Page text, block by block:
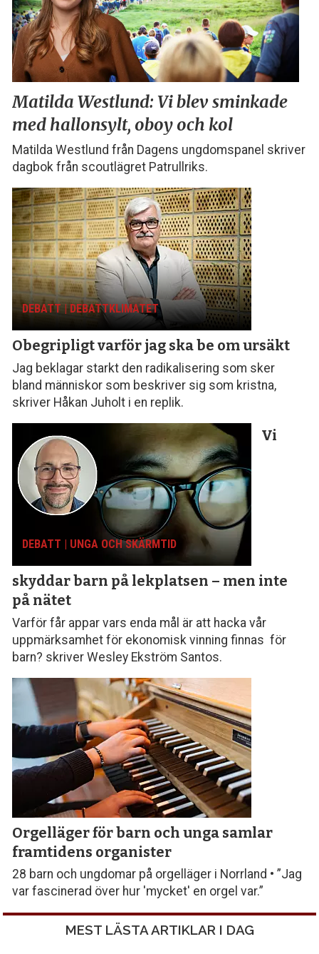
Matilda Westlund:Vi blev sminkade
med hallonsylt, oboy och kol
Matilda Westlund från Dagens ungdomspanel skriver
dagbok från scoutlägret Patrullriks.
DEBATT | DEBATTKLIMATET
Obegripligt varför jag ska be om ursäkt
Jag beklagar starkt den radikalisering som sker
bland människor som beskriver sig som kristna,
skriver Håkan Juholt i en replik.
DEBATT | UNGA OCH SKÄRMTID
Vi
skyddar barn på lekplatsen – men inte
på nätet
Varför får appar vars enda mål är att hacka vår
uppmärksamhet för ekonomisk vinning finnas för
barn? skriver Wesley Ekström Santos.
Orgelläger för barn och unga samlar
framtidens organister
28 barn och ungdomar på orgelläger i Norrland • ”Jag
var fascinerad över hur 'mycket' en orgel var.”
MEST LÄSTA ARTIKLAR I DAG